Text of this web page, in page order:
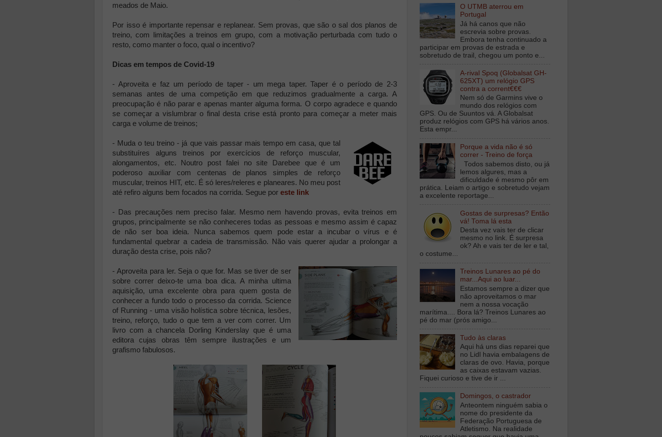
meados de Maio.
Por isso é importante repensar e replanear. Sem provas, que são o sal dos planos de
treino, com limitações a treinos em grupo, com a motivação perturbada com tudo o
resto, como manter o foco, qual o incentivo?
Dicas em tempos de Covid-19
- Aproveita e faz um período de taper - um mega taper. Taper é o período de 2-3
semanas antes de uma competição em que reduzimos gradualmente a carga. A
preocupação é não parar e apenas manter alguma forma. O corpo agradece e quando
se começar a vislumbrar o final desta crise está pronto para começar a meter mais
carga e volume de treinos;
- Muda o teu treino - já que vais passar mais tempo em casa, que tal
substituíres alguns treinos por exercícios de reforço muscular,
alongamentos, etc. Noutro post falei no site Darebee que é um
poderoso auxiliar com centenas de planos simples de reforço
muscular, treinos HIT, etc. É só leres/releres e planeares. No meu post
até refiro alguns bem focados na corrida. Segue por este link
- Das precauções nem preciso falar. Mesmo nem havendo provas, evita treinos em
grupos, principalmente se não conheceres todas as pessoas e mesmo assim é capaz
de não ser boa ideia. Nunca sabemos quem pode estar a incubar o vírus e é
fundamental quebrar a cadeia de transmissão. Não vais querer ajudar a prolongar a
duração desta crise, pois não?
- Aproveita para ler. Seja o que for. Mas se tiver de ser
sobre correr deixo-te uma boa dica. A minha ultima
aquisição, uma excelente obra para quem gosta de
conhecer a fundo todo o processo da corrida. Science
of Running - uma visão holística sobre técnica, lesões,
treino, reforço, tudo o que tem a ver com correr. Um
livro com a chancela Dorling Kinderslay que é uma
editora cujas obras têm sempre ilustrações e um
grafismo fabulosos.
O UTMB aterrou em
Portugal
Já há canos que não
escrevia sobre provas.
Embora tenha continuado a
participar em provas de estrada e
sobretudo de trail, chegou um ponto e...
A-rival Spoq (Globalsat GH-
625XT) um relógio GPS
contra a corrent€€€
Nem só de Garmins vive o
mundo dos relógios com
GPS. Ou de Suuntos vá. A Globalsat
produz relógios com GPS há vários anos.
Esta empr...
Porque a vida não é só
correr - Treino de força
Todos sabemos disto, ou já
lemos algures, mas a
dificuldade é mesmo pôr em
prática. Leiam o artigo e sobretudo vejam
a excelente reportage...
Gostas de surpresas? Então
vá! Toma lá esta
Desta vez vais ter de clicar
mesmo no link. É surpresa
ok? Ah e vais ter de ler e tal,
o costume...
Treinos Lunares ao pé do
mar...Aqui ao luar...
Estamos sempre a dizer que
não aproveitamos o mar
nem a nossa vocação
marítima.... Bora lá? Treinos Lunares ao
pé do mar (prós amigo...
Tudo às claras
Aqui há uns dias reparei que
no Lidl havia embalagens de
claras de ovo. Havia, porque
as caixas estavam vazias.
Fiquei curioso e tive de ir ...
Domingos, o castrador
Anteontem ninguém sabia o
nome do presidente da
Federação Portuguesa de
Atletismo. Na realidade